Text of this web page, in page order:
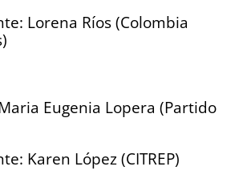
Lorena Ríos (Colombia
Eugenia Lopera (Partido
Karen López (CITREP)